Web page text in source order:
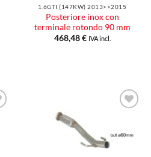
1.6GTI (147KW) 2013>>2015
Posteriore inox con
terminale rotondo 90 mm
468,48€ IVA incl.
dei